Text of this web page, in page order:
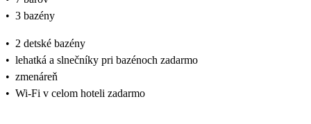
• 3 bazény
• 2 detské bazény
• lehatká a slnečníky pri bazénoch zadarmo
• zmenáreň
• Wi-Fi v celom hoteli zadarmo